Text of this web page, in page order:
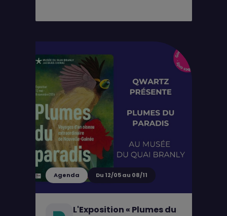
Agenda Du 12/05 au 08/11
L'Exposition « Plumes du